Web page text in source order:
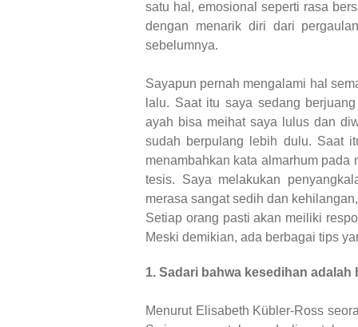
satu hal, emosional seperti rasa
dengan menarik diri dari
sebelumnya.
Sayapun pernah mengalami hal
lalu. Saat itu saya sedang
ayah bisa meihat saya lulus dan
sudah berpulang lebih dulu. Saat
menambahkan kata almarhum
tesis. Saya melakukan
merasa sangat sedih dan
Setiap orang pasti akan meiliki
Meski demikian, ada berbagai tips
1. Sadari bahwa kesedihan adalah
Menurut Elisabeth Kübler-Ross